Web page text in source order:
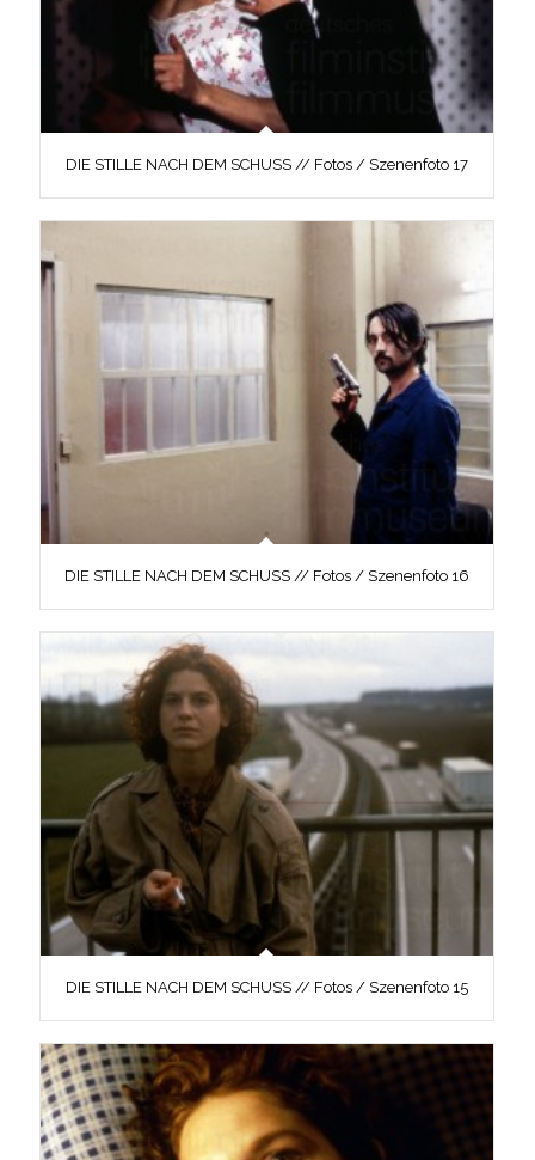
DIE STILLE NACH DEM SCHUSS // Fotos / Szenenfoto 17
DIE STILLE NACH DEM SCHUSS // Fotos / Szenenfoto 16
DIE STILLE NACH DEM SCHUSS // Fotos / Szenenfoto 15